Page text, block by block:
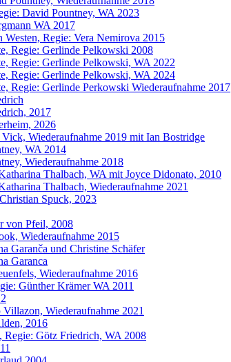
David Pountney, WA 2023
WA 2017
Westen, Regie: Vera Nemirova 2015
Regie: Gerlinde Pelkowski 2008
Regie: Gerlinde Pelkowski, WA 2022
Regie: Gerlinde Pelkowski, WA 2024
Regie: Gerlinde Perkowski Wiederaufnahme 2017
2017
2026
Wiederaufnahme 2019 mit Ian Bostridge
WA 2014
Wiederaufnahme 2018
Thalbach, WA mit Joyce Didonato, 2010
Thalbach, Wiederaufnahme 2021
Spuck, 2023
von Pfeil, 2008
Wiederaufnahme 2015
Garanča und Christine Schäfer
Garanca
Wiederaufnahme 2016
Günther Krämer WA 2011
Wiederaufnahme 2021
2016
Götz Friedrich, WA 2008